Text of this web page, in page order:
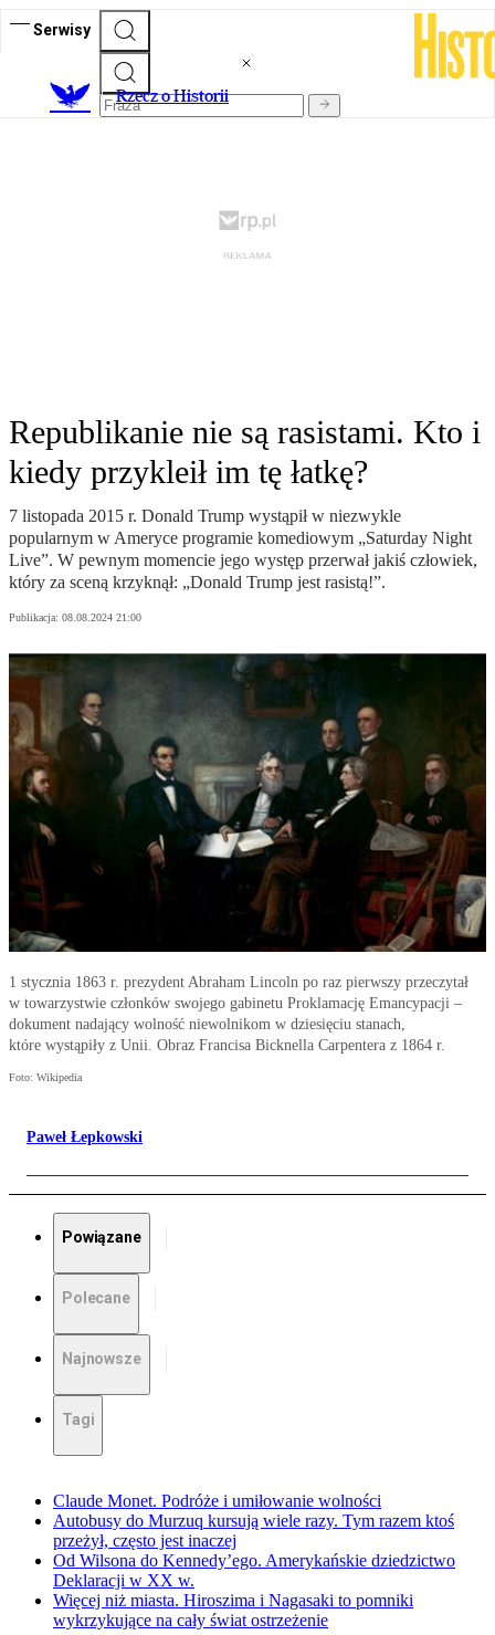
Serwisy
Rzecz o Historii
Republikanie nie są rasistami. Kto i
kiedy przykleił im tę łatkę?
7 listopada 2015 r. Donald Trump wystąpił w niezwykle
popularnym w Ameryce programie komediowym „Saturday Night
Live”. W pewnym momencie jego występ przerwał jakiś człowiek,
który za sceną krzyknął: „Donald Trump jest rasistą!”.
Publikacja: 08.08.2024 21:00
1 stycznia 1863 r. prezydent Abraham Lincoln po raz pierwszy przeczytał
w towarzystwie członków swojego gabinetu Proklamację Emancypacji –
dokument nadający wolność niewolnikom w dziesięciu stanach,
które wystąpiły z Unii. Obraz Francisa Bicknella Carpentera z 1864 r.
Foto: Wikipedia
Paweł Łepkowski
Powiązane
Polecane
Najnowsze
Tagi
Claude Monet. Podróże i umiłowanie wolności
Autobusy do Murzuq kursują wiele razy. Tym razem ktoś
przeżył, często jest inaczej
Od Wilsona do Kennedy’ego. Amerykańskie dziedzictwo
Deklaracji w XX w.
Więcej niż miasta. Hiroszima i Nagasaki to pomniki
wykrzykujące na cały świat ostrzeżenie